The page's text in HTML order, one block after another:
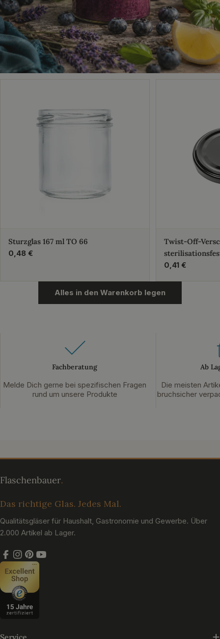
Sturzglas 167 ml TO 66
Regulärer
0,48 €
Twist-Off-
Regulärer
0,41 €
Alles in den Warenkorb legen
Fachberatung
Melde Dich gerne bei spezifischen Fragen
rund um unsere Produkte
Ab
Die meisten
bruchsicher
Das richtige Glas. Jedes Mal.
Qualitätsgläser für Haushalt, Gastronomie und Gewerbe. Über
2.000 Artikel ab Lager.
Facebook
Instagram
Pinterest
YouTube